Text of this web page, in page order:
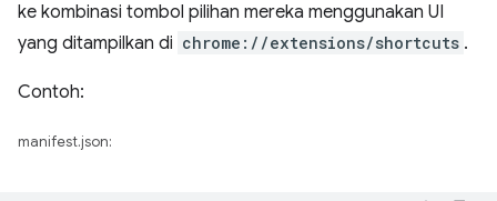
ke kombinasi tombol pilihan mereka menggunakan UI
yang ditampilkan di chrome://extensions/shortcuts .
Contoh:
manifest.json: